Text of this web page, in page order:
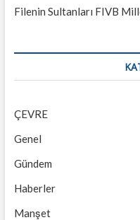
Filenin Sultanları FIVB
ÇEVRE
Genel
Gündem
Haberler
Manşet